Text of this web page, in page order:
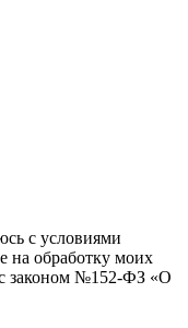
с условиями
на обработку моих
законом №152-ФЗ «О